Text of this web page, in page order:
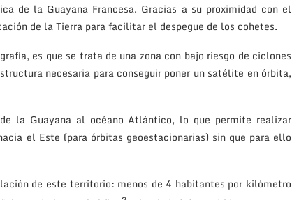
de la Guayana Francesa. Gracias a su proximidad con el
de la Tierra para facilitar el despegue de los cohetes.
es que se trata de una zona con bajo riesgo de ciclones
necesaria para conseguir poner un satélite en órbita,
la Guayana al océano Atlántico, lo que permite realizar
el Este (para órbitas geoestacionarias) sin que para ello
de este territorio: menos de 4 habitantes por kilómetro